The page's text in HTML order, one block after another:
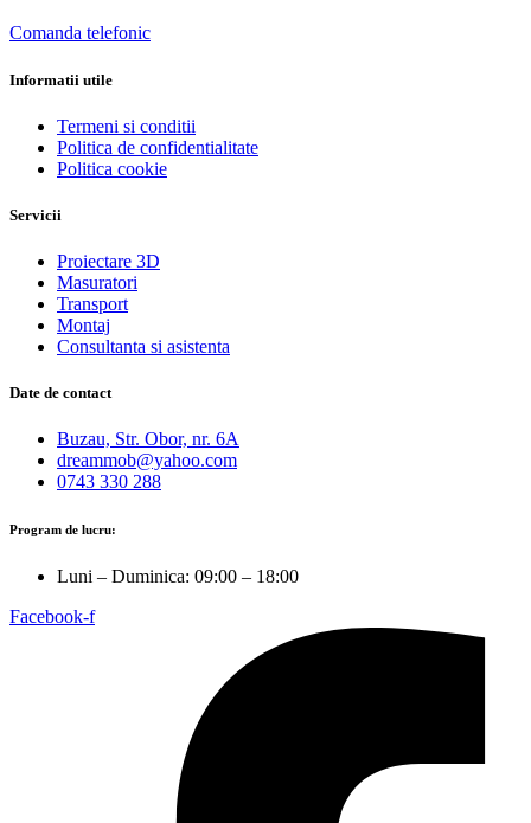
Comanda telefonic
Informatii utile
Termeni si conditii
Politica de confidentialitate
Politica cookie
Servicii
Proiectare 3D
Masuratori
Transport
Montaj
Consultanta si asistenta
Date de contact
Buzau, Str. Obor, nr. 6A
dreammob@yahoo.com
0743 330 288
Program de lucru:
Luni – Duminica: 09:00 – 18:00
Facebook-f